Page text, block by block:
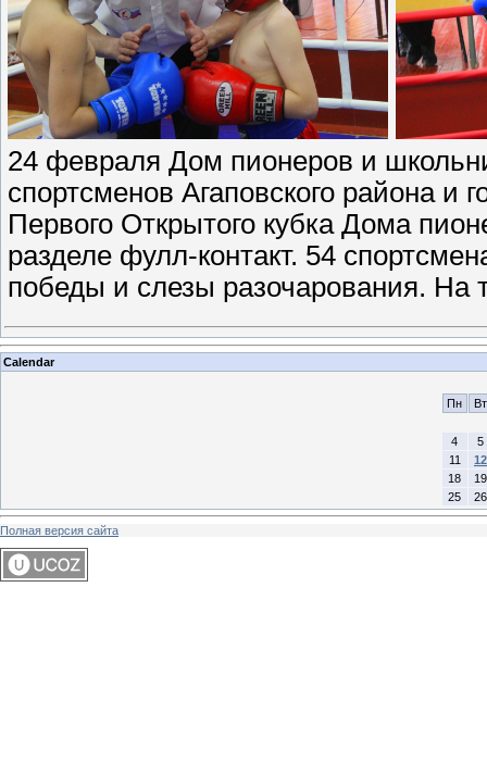
24 февраля Дом пионеров и
спортсменов Агаповского района и
Первого Открытого кубка Дома
разделе фулл-контакт. 54
победы и слезы разочарования. На
Calendar
Пн Вт
4
5
11
12
18
19
25
26
Полная версия сайта